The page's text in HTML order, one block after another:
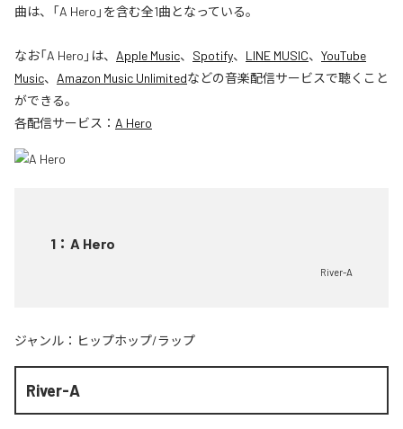
曲は、「A Hero」を含む全1曲となっている。
なお「A Hero 」は、 Apple Music、 Spotify、 LINE MUSIC、 YouTube
Music、 Amazon Music Unlimitedなどの音楽配信サービスで聴くこと
ができる。
各配信サービス： A Hero
1 ： A Hero
River-A
ジャンル： ヒップホップ/ラップ
River-A